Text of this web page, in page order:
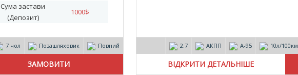
Сума застави
(Депозит)
1000$
7 чол Позашляховик Повний 2.7 АКПП А-95 10л/100км
ВІДКРИТИ ДЕТАЛЬНІШЕ